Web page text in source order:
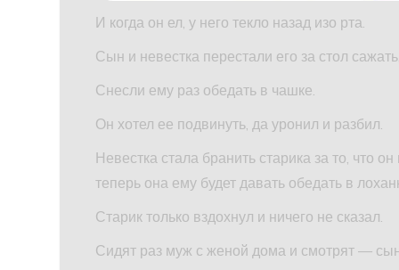
И когда он ел, у него текло назад изо рта.
Сын и невестка перестали его за стол
Снесли ему раз обедать в чашке.
Он хотел ее подвинуть, да уронил и разбил.
Невестка стала бранить старика за то, что
теперь она ему будет давать обедать в
Старик только вздохнул и ничего не сказал.
Сидят раз муж с женой дома и смотрят —